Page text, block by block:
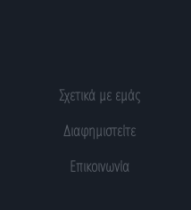
Σχετικά με εμάς
Διαφημιστείτε
Επικοινωνία